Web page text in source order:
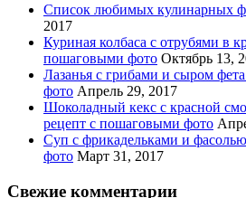
Список любимых кулинарных
2017
Куриная колбаса с отрубями в
пошаговыми фото Октябрь 13,
Лазанья с грибами и сыром
фото Апрель 29, 2017
Шоколадный кекс с красной
рецепт с пошаговыми фото
Суп с фрикадельками и
фото Март 31, 2017
Свежие комментарии